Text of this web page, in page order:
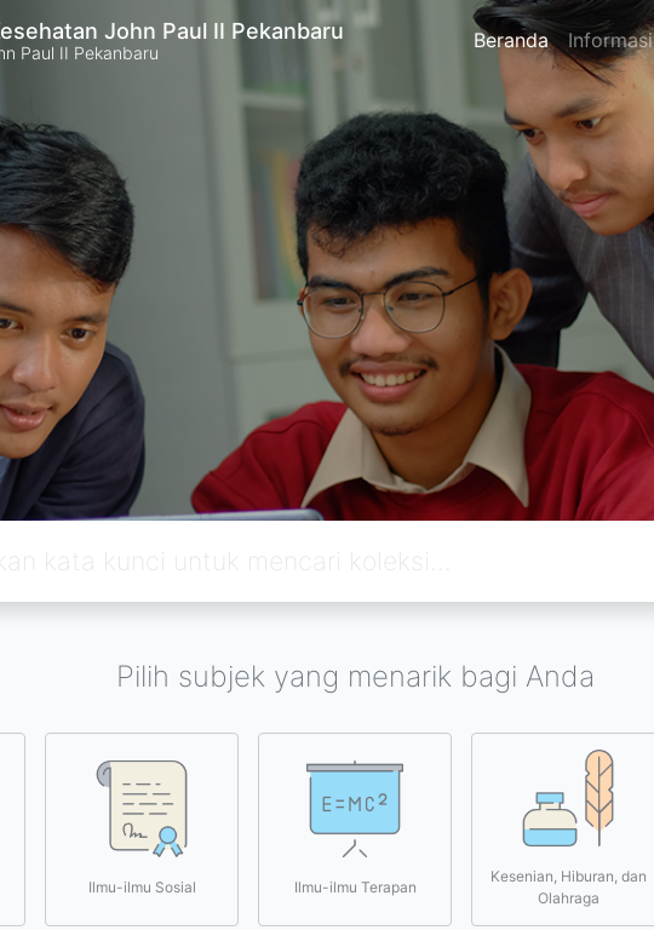
John Paul II Pekanbaru
Paul II Pekanbaru Beranda Informasi
Pilih subjek yang menarik bagi Anda
Ilmu-ilmu Sosial Ilmu-ilmu Terapan
Kesenian, Hiburan, dan
Olahraga